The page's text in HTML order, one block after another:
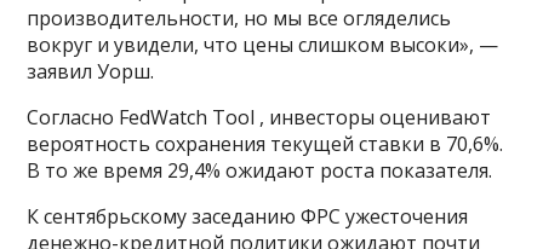
производительности, но мы все огляделись
вокруг и увидели, что цены слишком высоки», —
заявил Уорш.
Согласно FedWatch Tool , инвесторы оценивают
вероятность сохранения текущей ставки в 70,6%.
В то же время 29,4% ожидают роста показателя.
К сентябрьскому заседанию ФРС ужесточения
денежно-кредитной политики ожидают почти